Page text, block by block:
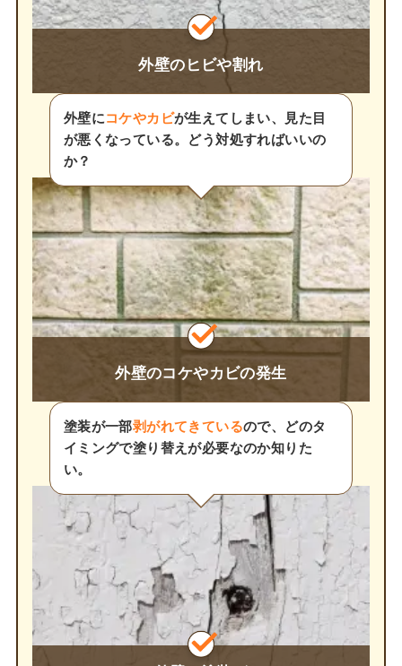
外壁のヒビや割れ
外壁にコケやカビが生えてしまい、見た目
が悪くなっている。どう対処すればいいの
か？
外壁のコケやカビの発生
塗装が一部剥がれてきているので、どのタ
イミングで塗り替えが必要なのか知りた
い。